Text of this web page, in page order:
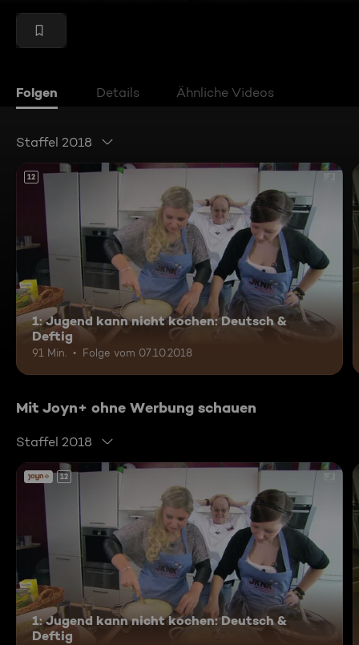
Folgen Details Ähnliche Videos
Staffel 2018
12
1: Jugend kann nicht kochen: Deutsch &
Deftig
91 Min. Folge vom 07.10.2018
Mit Joyn+ ohne Werbung schauen
Staffel 2018
12
1: Jugend kann nicht kochen: Deutsch &
Deftig